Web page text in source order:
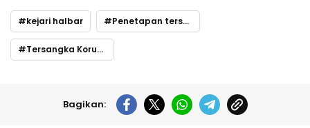
kejari halbar Penetapan tersangka
Tersangka Korupsi
Bagikan: